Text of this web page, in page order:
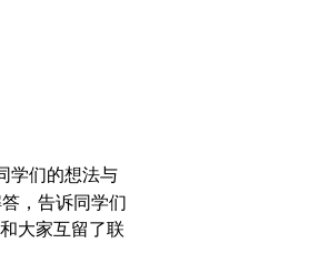
学们的想法与
，告诉同学们
大家互留了联